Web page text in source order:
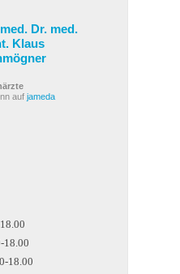
Dr. med.
Klaus
auf jameda
18.00
18.00